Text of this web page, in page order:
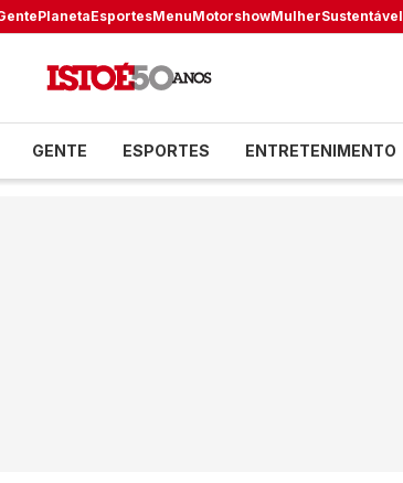
PlanetaEsportesMenuMotorshowMulherSustentável
GENTE ESPORTES ENTRETENIMENTO